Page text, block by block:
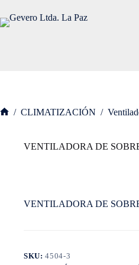
contenido
/ CLIMATIZACIÓN /
VENTILADORA DE
VENTILADORA DE
SKU:4504-3